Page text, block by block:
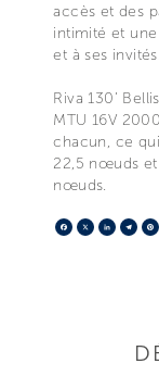
accès et des
intimité et
et à ses invités.
Riva 130’
MTU 16V
chacun, ce
22,5 nœuds
nœuds.
Facebook
X